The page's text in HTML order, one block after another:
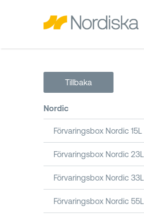
Tillbaka
Nordic
Förvaringsbox Nordic 15L
Förvaringsbox Nordic 23L
Förvaringsbox Nordic 33L
Förvaringsbox Nordic 55L